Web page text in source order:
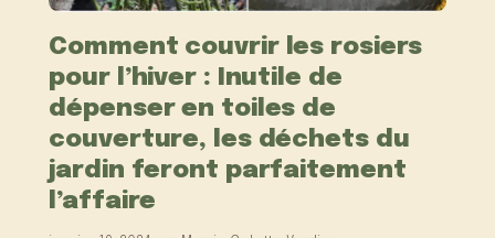
Comment couvrir les rosiers
pour l’hiver : Inutile de
dépenser en toiles de
couverture, les déchets du
jardin feront parfaitement
l’affaire